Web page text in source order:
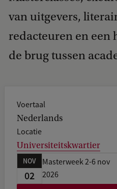
van uitgevers,
redacteuren en een
de brug tussen
Voertaal
Nederlands
Locatie
Universiteitskwartier
NOV
02
Masterweek 2-6 nov
2026